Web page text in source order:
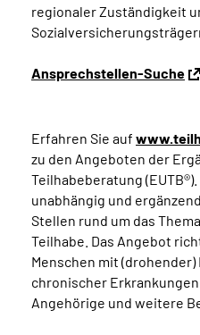
regionaler Zuständigkeit
Ansprechstellen-Suche
Erfahren Sie auf
zu den Angeboten der
Teilhabeberatung
unabhängig und
Stellen rund um das
Teilhabe. Das Angebot
Menschen mit
chronischer
Angehörige und weitere